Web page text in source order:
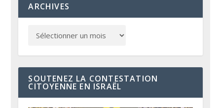
ARCHIVES
SOUTENEZ LA CONTESTATION
CITOYENNE EN ISRAËL